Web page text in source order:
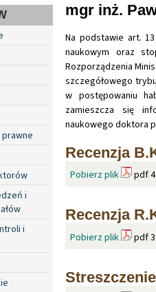
i
i
mgr inż.
Na podstawie art.
naukowym oraz
Rozporządzenia
szczegółowego
w postępowaniu
zamieszcza się
naukowego doktora
Recenzja
Pobierz plik pdf
Recenzja
Pobierz plik pdf
Streszczenie